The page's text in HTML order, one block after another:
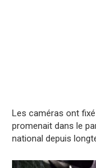
Les caméras ont
promenait dans le
national depuis